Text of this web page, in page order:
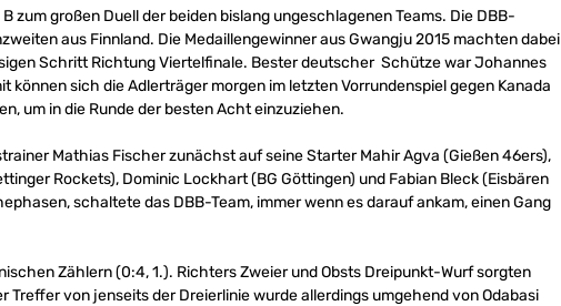
zum großen Duell der beiden bislang ungeschlagenen Teams. Die DBB-
aus Finnland. Die Medaillengewinner aus Gwangju 2015 machten dabei
Schritt Richtung Viertelfinale. Bester deutscher Schütze war Johannes
können sich die Adlerträger morgen im letzten Vorrundenspiel gegen Kanada
um in die Runde der besten Acht einzuziehen.
Mathias Fischer zunächst auf seine Starter Mahir Agva (Gießen 46ers),
Rockets), Dominic Lockhart (BG Göttingen) und Fabian Bleck (Eisbären
schaltete das DBB-Team, immer wenn es darauf ankam, einen Gang
Zählern (0:4, 1.). Richters Zweier und Obsts Dreipunkt-Wurf sorgten
von jenseits der Dreierlinie wurde allerdings umgehend von Odabasi